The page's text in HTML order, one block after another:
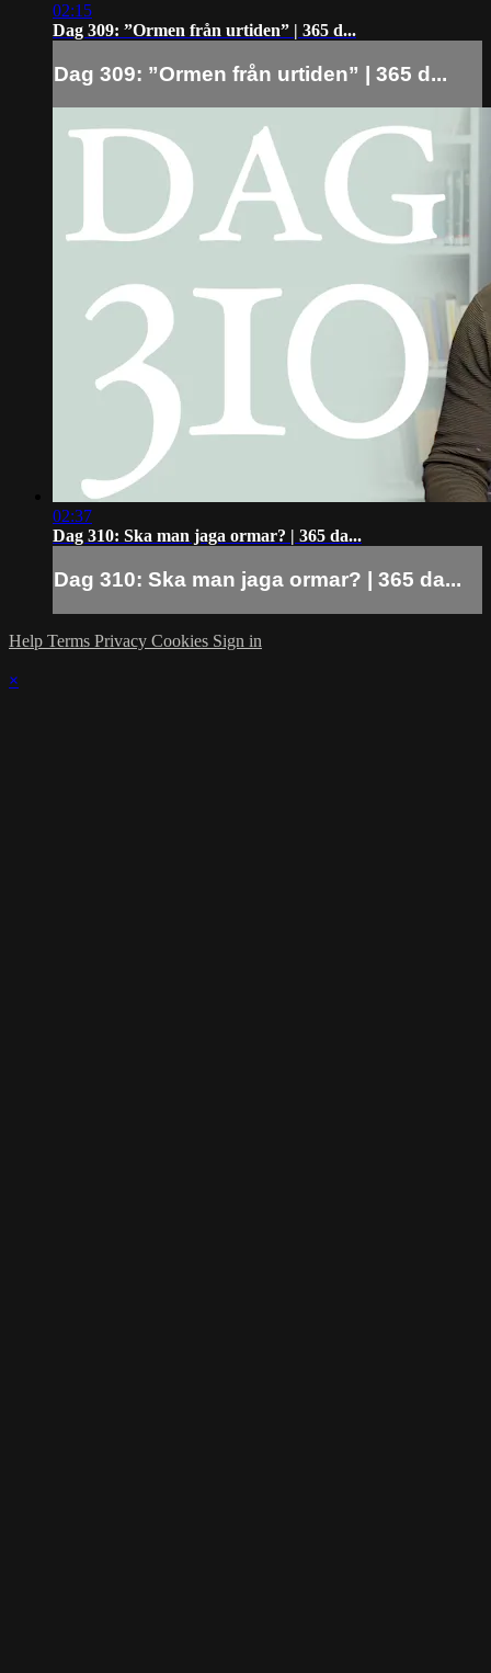
02:15
Dag 309: ”Ormen från urtiden” | 365 d...
Dag 309: ”Ormen från urtiden” | 365 d...
02:37
Dag 310: Ska man jaga ormar? | 365 da...
Dag 310: Ska man jaga ormar? | 365 da...
Help Terms Privacy Cookies Sign in
×